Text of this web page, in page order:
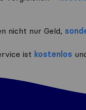
nicht nur Geld,
ist kostenlos